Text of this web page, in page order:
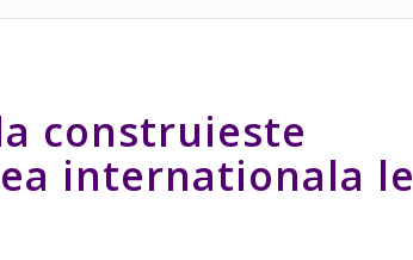
construieste
internationala le